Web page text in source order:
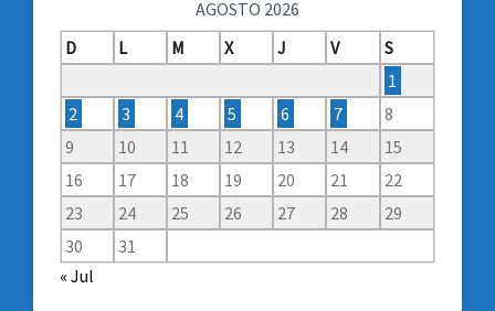
AGOSTO 2026
D
L M X J V
S
1
2
3 4 5 6 7
8
9
10 11 12 13 14
15
16
17 18 19 20 21
22
23
24 25 26 27 28
29
30
31
« Jul